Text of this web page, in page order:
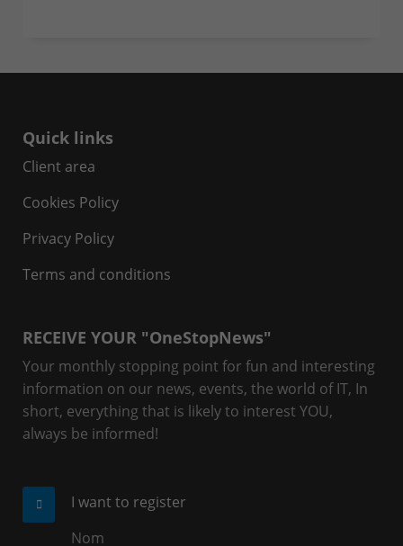
Quick links
Client area
Cookies Policy
Privacy Policy
Terms and conditions
RECEIVE YOUR "OneStopNews"
Your monthly stopping point for fun and interesting
information on our news, events, the world of IT, In
short, everything that is likely to interest YOU,
always be informed!
I want to register
Nom